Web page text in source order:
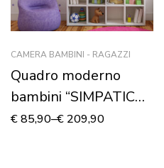
CAMERA BAMBINI - RAGAZZI
Quadro moderno
bambini “SIMPATICA
DOLCEZZA”
€85,90–€ 209,90